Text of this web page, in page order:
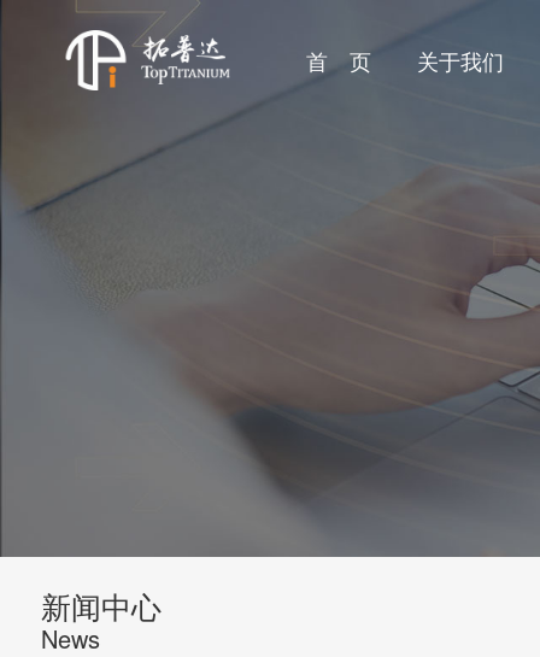
首 页 关于我们
新闻中心
News